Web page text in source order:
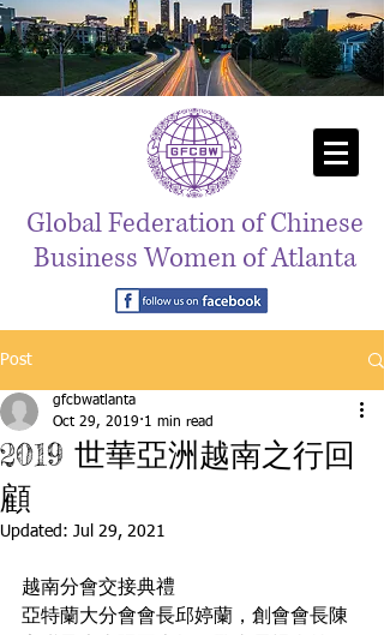
Global Federation of Chinese
Business Women of Atlanta
Post
2019 世華亞洲越南之行回
顧
gfcbwatlanta
Oct 29, 2019 1 min read
Updated: Jul 29, 2021
越南分會交接典禮
亞特蘭大分會會長邱婷蘭，創會會長陳